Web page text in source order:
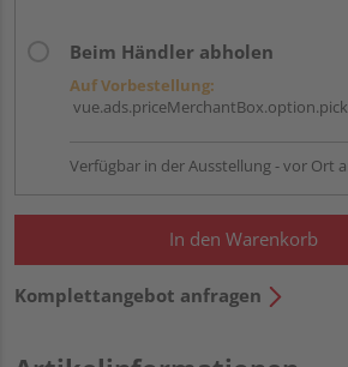
Beim Händler abholen
Auf Vorbestellung:
Verfügbar in der Ausstellung - vor Ort
In den Warenkorb
Komplettangebot anfragen